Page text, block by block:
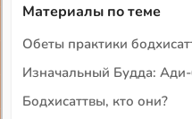
Материалы по теме
Обеты практики
Изначальный Будда:
Бодхисаттвы, кто они?